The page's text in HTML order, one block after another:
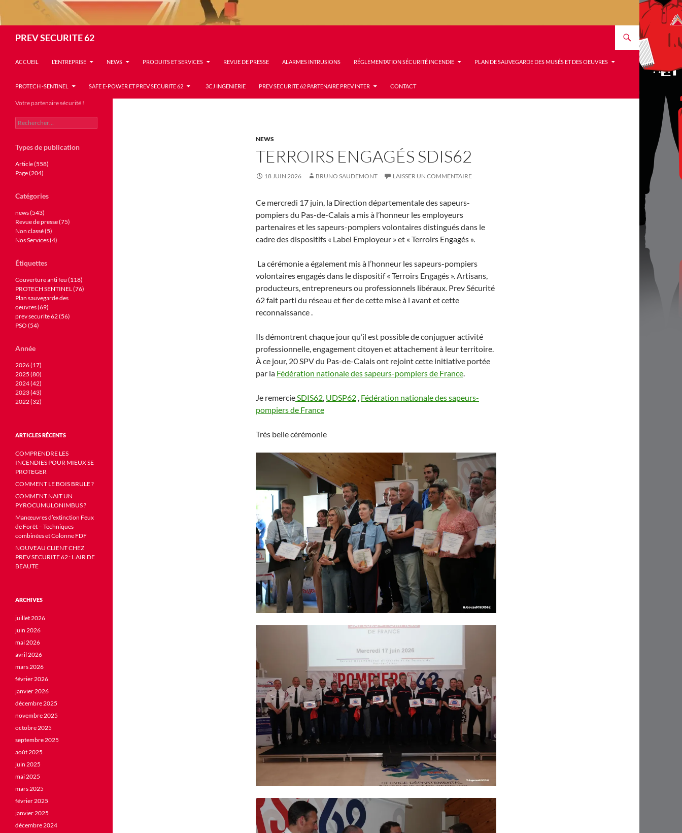
PREV SECURITE 62
ACCUEIL L’ENTREPRISE NEWS PRODUITS ET SERVICES REVUE DE PRESSE ALARMES INTRUSIONS RÉGLEMENTATION SÉCURITÉ INCENDIE PLAN DE SAUVEGARDE DES MUSÉS ET DES OEUVRES
PROTECH -SENTINEL SAFE E-POWER ET PREV SECURITE 62 3CJ INGENIERIE PREV SECURITE 62 PARTENAIRE PREV INTER CONTACT
NEWS
TERROIRS ENGAGÉS SDIS62
18 JUIN 2026 BRUNO SAUDEMONT LAISSER UN COMMENTAIRE
Ce mercredi 17 juin, la Direction départementale des sapeurs-
pompiers du Pas-de-Calais a mis à l’honneur les employeurs
partenaires et les sapeurs-pompiers volontaires distingués dans le
cadre des dispositifs « Label Employeur » et « Terroirs Engagés ».
La cérémonie a également mis à l’honneur les sapeurs-pompiers
volontaires engagés dans le dispositif « Terroirs Engagés ». Artisans,
producteurs, entrepreneurs ou professionnels libéraux. Prev Sécurité
62 fait parti du réseau et fier de cette mise à l avant et cette
reconnaissance .
Ils démontrent chaque jour qu’il est possible de conjuguer activité
professionnelle, engagement citoyen et attachement à leur territoire.
À ce jour, 20 SPV du Pas-de-Calais ont rejoint cette initiative portée
par la Fédération nationale des sapeurs-pompiers de France.
Je remercieSDIS62, UDSP62 , Fédération nationale des sapeurs-
pompiers de France
Très belle cérémonie
Votre partenaire sécurité !
Rechercher :
Types de publication
Article (558)
Page (204)
Catégories
news (543)
Revue de presse (75)
Non classé (5)
Nos Services (4)
Étiquettes
Couverture anti feu (118)
PROTECH SENTINEL (76)
Plan sauvegarde des
oeuvres (69)
prev securite 62 (56)
PSO (54)
Année
2026 (17)
2025 (80)
2024 (42)
2023 (43)
2022 (32)
ARTICLES RÉCENTS
COMPRENDRE LES
INCENDIES POUR MIEUX SE
PROTEGER
COMMENT LE BOIS BRULE ?
COMMENT NAIT UN
PYROCUMULONIMBUS ?
Manœuvres d’extinction Feux
de Forêt – Techniques
combinées et Colonne FDF
NOUVEAU CLIENT CHEZ
PREV SECURITE 62 : L AIR DE
BEAUTE
ARCHIVES
juillet 2026
juin 2026
mai 2026
avril 2026
mars 2026
février 2026
janvier 2026
décembre 2025
novembre 2025
octobre 2025
septembre 2025
août 2025
juin 2025
mai 2025
mars 2025
février 2025
janvier 2025
décembre 2024